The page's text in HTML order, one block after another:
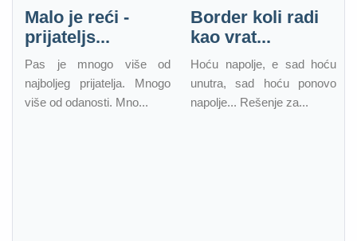
Malo je reći -
prijateljs...
Pas je mnogo više od
najboljeg prijatelja. Mnogo
više od odanosti. Mno...
Border koli radi
kao vrat...
Hoću napolje, e sad hoću
unutra, sad hoću ponovo
napolje... Rešenje za...